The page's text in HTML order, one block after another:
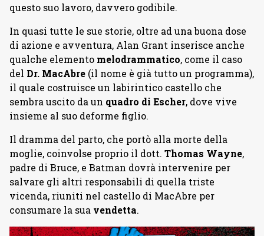
questo suo lavoro, davvero godibile.
In quasi tutte le sue storie, oltre ad una buona dose
di azione e avventura, Alan Grant inserisce anche
qualche elemento melodrammatico, come il caso
del Dr. MacAbre (il nome è già tutto un programma),
il quale costruisce un labirintico castello che
sembra uscito da un quadro di Escher, dove vive
insieme al suo deforme figlio.
Il dramma del parto, che portò alla morte della
moglie, coinvolse proprio il dott. Thomas Wayne,
padre di Bruce, e Batman dovrà intervenire per
salvare gli altri responsabili di quella triste
vicenda, riuniti nel castello di MacAbre per
consumare la sua vendetta.